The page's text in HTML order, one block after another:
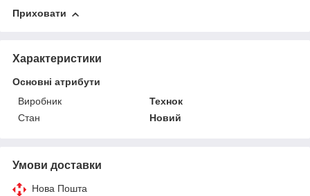
Приховати
Характеристики
Основні атрибути
Виробник
Технок
Стан
Новий
Умови доставки
Нова Пошта